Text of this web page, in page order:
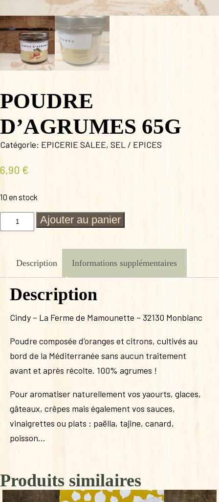
POUDRE
D’AGRUMES 65G
Catégorie: EPICERIE SALEE, SEL / EPICES
6,90 €
10 en stock
quantité
Ajouter au panier
Description Informations supplémentaires
Description
Cindy – La Ferme de Mamounette – 32130 Monblanc
Poudre composée d’oranges et citrons, cultivés au
bord de la Méditerranée sans aucun traitement
avant et après récolte. 100% agrumes !
Pour aromatiser naturellement vos yaourts, glaces,
gâteaux, crêpes mais également vos sauces,
vinaigrettes ou plats : paëlla, tajine, canard,
poisson…
Produits similaires